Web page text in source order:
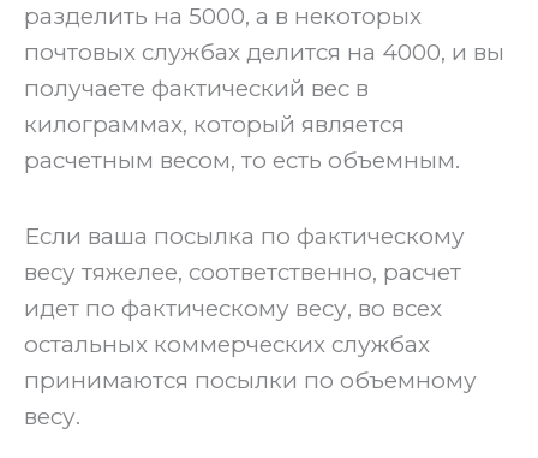
разделить на 5000, а в некоторых
почтовых службах делится на 4000, и вы
получаете фактический вес в
килограммах, который является
расчетным весом, то есть объемным.
‍Если ваша посылка по фактическому
весу тяжелее, соответственно, расчет
идет по фактическому весу, во всех
остальных коммерческих службах
принимаются посылки по объемному
весу.